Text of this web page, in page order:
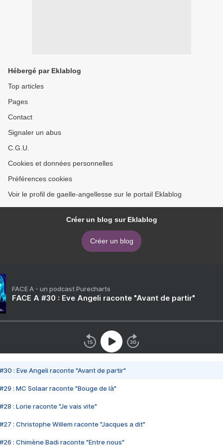
Hébergé par Eklablog
Top articles
Pages
Contact
Signaler un abus
C.G.U.
Cookies et données personnelles
Préférences cookies
Voir le profil de gaelle-angellesse sur le portail Eklablog
Créer un blog sur Eklablog
Créer un blog
FACE A - un podcast Purecharts
FACE A #30 : Eve Angeli raconte "Avant de partir"
#30 : Eve Angeli raconte "Avant de partir"
#29 : MC Solaar raconte "Bouge de là"
#28 : Lorie raconte "Je vais vite"
#27 : Christophe Willem raconte "Jacques a dit"
#26 : Chimène Badi raconte "Entre nous"